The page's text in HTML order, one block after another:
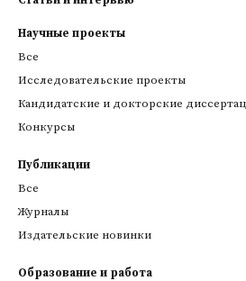
Научные проекты
Все
Исследовательские проекты
Кандидатские и докторские
Конкурсы
Публикации
Все
Журналы
Издательские новинки
Образование и работа